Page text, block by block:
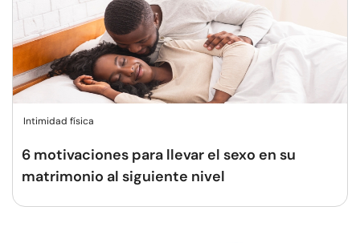
Intimidad física
6 motivaciones para llevar el sexo en su
matrimonio al siguiente nivel